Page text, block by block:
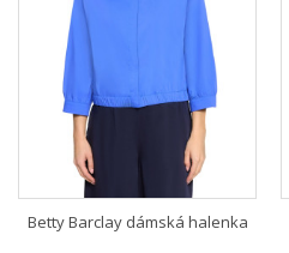
Betty Barclay dámská halenka